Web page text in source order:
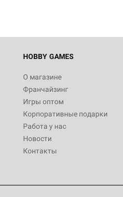
HOBBY GAMES
О магазине
Франчайзинг
Игры оптом
Корпоративные подарки
Работа у нас
Новости
Контакты